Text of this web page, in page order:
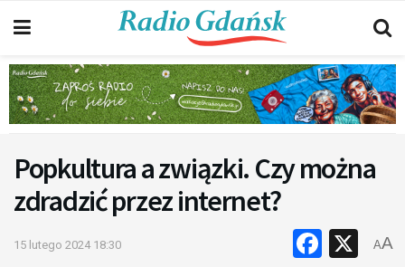
Popkultura a związki. Czy można
zdradzić przez internet?
15 lutego 2024 18:30 X
AA